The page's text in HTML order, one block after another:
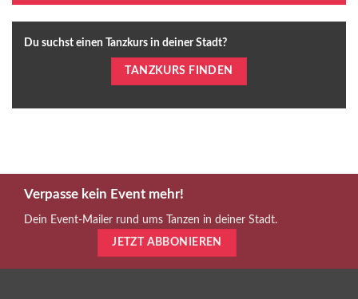
Du suchst einen Tanzkurs in deiner Stadt?
TANZKURS FINDEN
Verpasse kein Event mehr!
Dein Event-Mailer rund ums Tanzen in deiner Stadt.
JETZT ABBONIEREN